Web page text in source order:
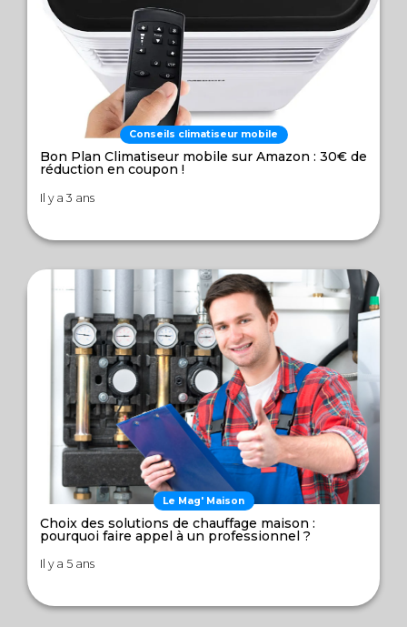
Conseils climatiseur mobile
Bon Plan Climatiseur mobile sur Amazon : 30€ de
réduction en coupon !
Il y a 3 ans
Le Mag' Maison
Choix des solutions de chauffage maison :
pourquoi faire appel à un professionnel ?
Il y a 5 ans